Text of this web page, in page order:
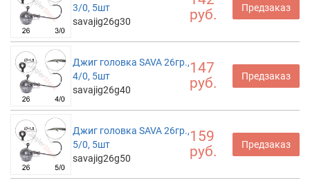
3/0, 5шт
savajig26g30
руб.
Предзаказ
Джиг головка SAVA 26гр.,
4/0, 5шт
savajig26g40
147
руб.
Предзаказ
Джиг головка SAVA 26гр.,
5/0, 5шт
savajig26g50
159
руб.
Предзаказ